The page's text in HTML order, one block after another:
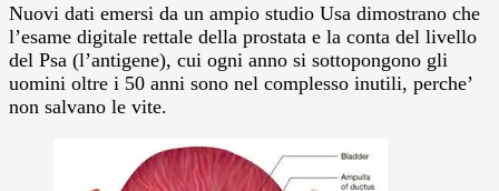
Nuovi dati emersi da un ampio studio Usa dimostrano che
l’esame digitale rettale della prostata e la conta del livello
del Psa (l’antigene), cui ogni anno si sottopongono gli
uomini oltre i 50 anni sono nel complesso inutili, perche’
non salvano le vite.